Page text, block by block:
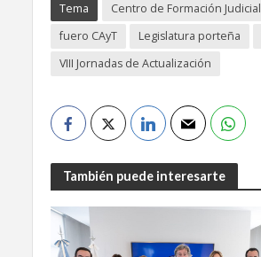
Tema
Centro de Formación Judicial
fuero CAyT
Legislatura porteña
VIII Jornadas de Actualización
También puede interesarte